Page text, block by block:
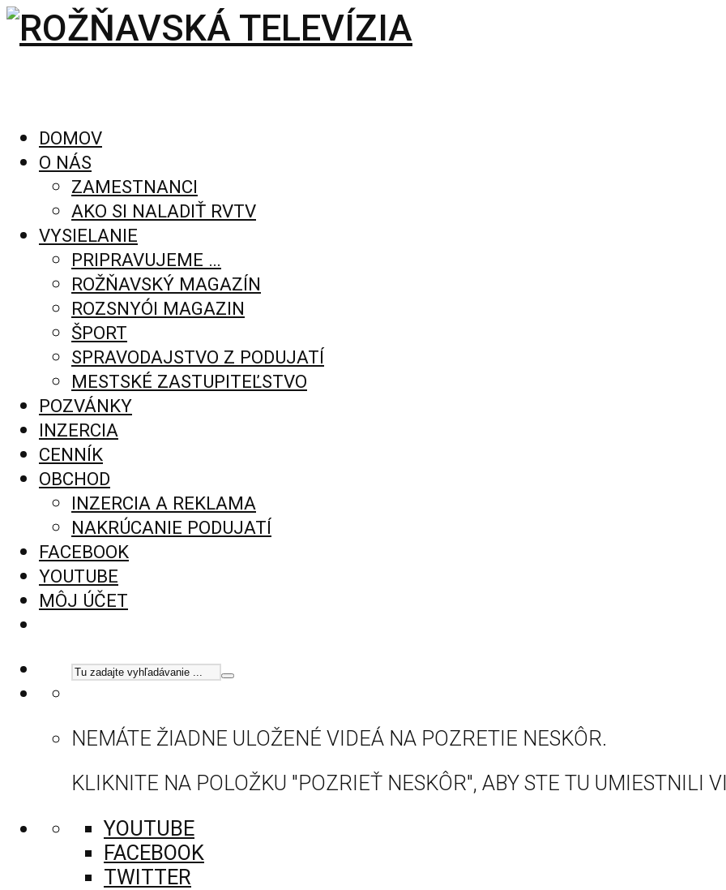
DOMOV
O NÁS
ZAMESTNANCI
AKO SI NALADIŤ RVTV
VYSIELANIE
PRIPRAVUJEME …
ROŽŇAVSKÝ MAGAZÍN
ROZSNYÓI MAGAZIN
ŠPORT
SPRAVODAJSTVO Z PODUJATÍ
MESTSKÉ ZASTUPITEĽSTVO
POZVÁNKY
INZERCIA
CENNÍK
OBCHOD
INZERCIA A REKLAMA
NAKRÚCANIE PODUJATÍ
FACEBOOK
YOUTUBE
MÔJ ÚČET
NEMÁTE ŽIADNE ULOŽENÉ VIDEÁ NA POZRETIE NESKÔR.
KLIKNITE NA POLOŽKU "POZRIEŤ NESKÔR", ABY STE TU UMIESTNILI
YOUTUBE
FACEBOOK
TWITTER